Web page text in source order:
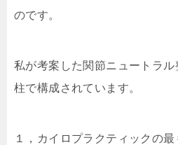
のです。
私が考案した関節ニュートラ
柱で構成されています。
１，カイロプラクティックの